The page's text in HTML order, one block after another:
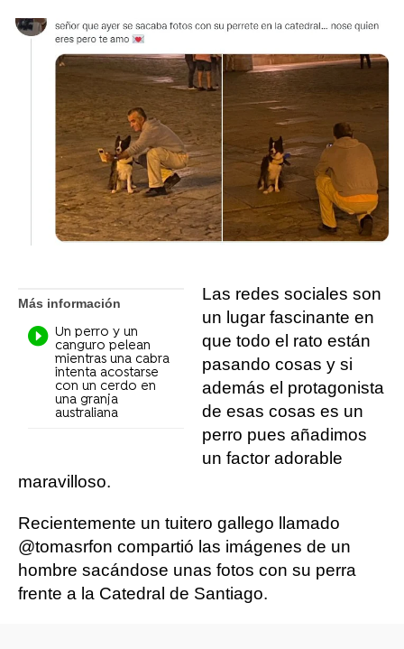
Liopardo
Madrid
Publicado:18 de octubre de 2021, 11:57
WhatsappFacebook
X Flipboard
Más información
Un perro y un
canguro pelean
mientras una cabra
intenta acostarse
con un cerdo en
una granja
australiana
Las redes sociales son
un lugar fascinante en
que todo el rato están
pasando cosas y si
además el protagonista
de esas cosas es un
perro pues añadimos
un factor adorable
maravilloso.
Recientemente un tuitero gallego llamado
@tomasrfon compartió las imágenes de un
hombre sacándose unas fotos con su perra
frente a la Catedral de Santiago.